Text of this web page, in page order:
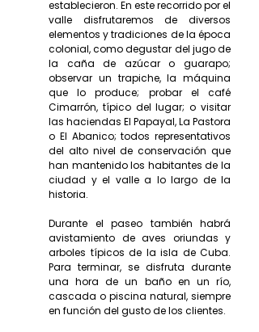
establecieron. En este recorrido por el
valle disfrutaremos de diversos
elementos y tradiciones de la época
colonial, como degustar del jugo de
la caña de azúcar o guarapo;
observar un trapiche, la máquina
que lo produce; probar el café
Cimarrón, típico del lugar; o visitar
las haciendas El Papayal, La Pastora
o El Abanico; todos representativos
del alto nivel de conservación que
han mantenido los habitantes de la
ciudad y el valle a lo largo de la
historia.
Durante el paseo también habrá
avistamiento de aves oriundas y
arboles típicos de la isla de Cuba.
Para terminar, se disfruta durante
una hora de un baño en un río,
cascada o piscina natural, siempre
en función del gusto de los clientes.